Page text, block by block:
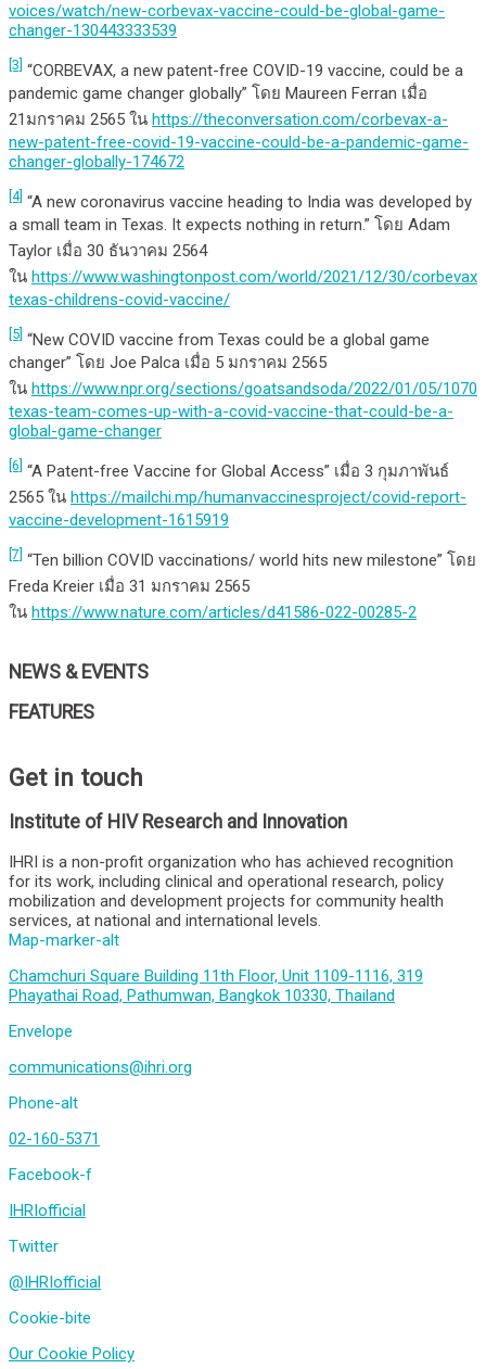
voices/watch/new-corbevax-vaccine-could-be-global-game-
changer-130443333539
[3] “CORBEVAX, a new patent-free COVID-19 vaccine, could be a
pandemic game changer globally” โดย Maureen Ferran เมื่อ
21มกราคม 2565 ใน https://theconversation.com/corbevax-a-
new-patent-free-covid-19-vaccine-could-be-a-pandemic-game-
changer-globally-174672
[4] “A new coronavirus vaccine heading to India was developed by
a small team in Texas. It expects nothing in return.” โดย Adam
Taylor เมื่อ 30 ธันวาคม 2564
ใน https://www.washingtonpost.com/world/2021/12/30/corbevax-
texas-childrens-covid-vaccine/
[5] “New COVID vaccine from Texas could be a global game
changer” โดย Joe Palca เมื่อ 5 มกราคม 2565
ใน https://www.npr.org/sections/goatsandsoda/2022/01/05/
texas-team-comes-up-with-a-covid-vaccine-that-could-be-a-
global-game-changer
[6] “A Patent-free Vaccine for Global Access” เมื่อ 3 กุมภาพันธ์
2565 ใน https://mailchi.mp/humanvaccinesproject/covid-report-
vaccine-development-1615919
[7] “Ten billion COVID vaccinations/ world hits new milestone” โดย
Freda Kreier เมื่อ 31 มกราคม 2565
ใน https://www.nature.com/articles/d41586-022-00285-2
NEWS & EVENTS
FEATURES
Get in touch
Institute of HIV Research and Innovation
IHRI is a non-profit organization who has achieved recognition
for its work, including clinical and operational research, policy
mobilization and development projects for community health
services, at national and international levels.
Map-marker-alt
Chamchuri Square Building 11th Floor, Unit 1109-1116, 319
Phayathai Road, Pathumwan, Bangkok 10330, Thailand
Envelope
communications@ihri.org
Phone-alt
02-160-5371
Facebook-f
IHRIofficial
Twitter
@IHRIofficial
Cookie-bite
Our Cookie Policy